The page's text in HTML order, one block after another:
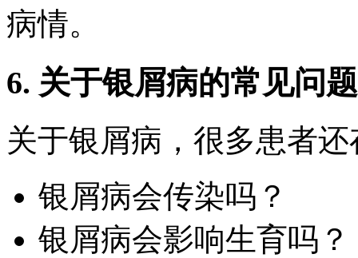
病情。
6. 关于银屑病的常见问题
关于银屑病，很多患者
银屑病会传染吗？
银屑病会影响生育吗？